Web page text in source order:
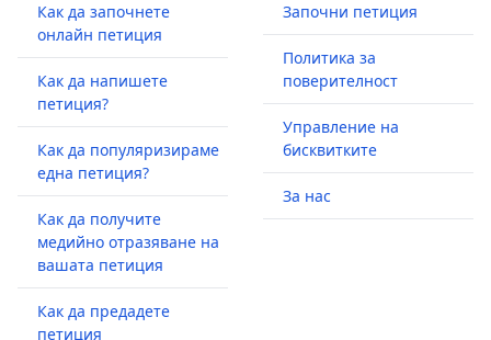
Как да започнете
онлайн петиция
Как да напишете
петиция?
Как да популяризираме
една петиция?
Как да получите
медийно отразяване на
вашата петиция
Как да предадете
петиция
Започни петиция
Политика за
поверителност
Управление на
бисквитките
За нас